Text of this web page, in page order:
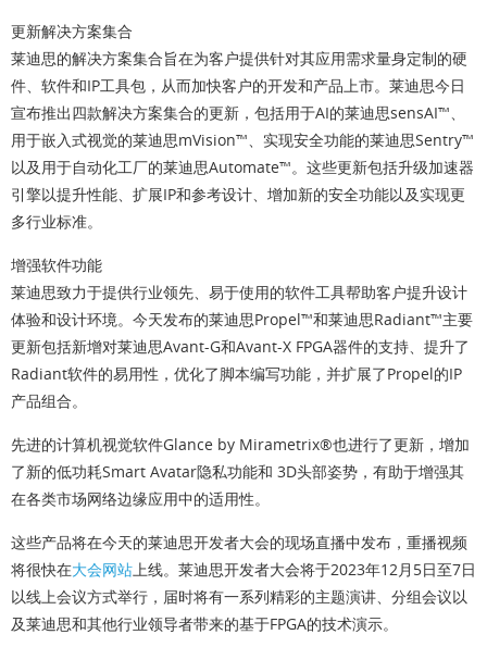
更新解决方案集合
莱迪思的解决方案集合旨在为客户提供针对其应用需求量身定制的硬
件、软件和IP工具包，从而加快客户的开发和产品上市。莱迪思今日
宣布推出四款解决方案集合的更新，包括用于AI的莱迪思sensAI™、
用于嵌入式视觉的莱迪思mVision™、实现安全功能的莱迪思Sentry™
以及用于自动化工厂的莱迪思Automate™。这些更新包括升级加速器
引擎以提升性能、扩展IP和参考设计、增加新的安全功能以及实现更
多行业标准。
增强软件功能
莱迪思致力于提供行业领先、易于使用的软件工具帮助客户提升设计
体验和设计环境。今天发布的莱迪思Propel™和莱迪思Radiant™主要
更新包括新增对莱迪思Avant-G和Avant-X FPGA器件的支持、提升了
Radiant软件的易用性，优化了脚本编写功能，并扩展了Propel的IP
产品组合。
先进的计算机视觉软件Glance by Mirametrix®也进行了更新，增加
了新的低功耗Smart Avatar隐私功能和 3D头部姿势，有助于增强其
在各类市场网络边缘应用中的适用性。
这些产品将在今天的莱迪思开发者大会的现场直播中发布，重播视频
将很快在大会网站上线。莱迪思开发者大会将于2023年12月5日至7日
以线上会议方式举行，届时将有一系列精彩的主题演讲、分组会议以
及莱迪思和其他行业领导者带来的基于FPGA的技术演示。